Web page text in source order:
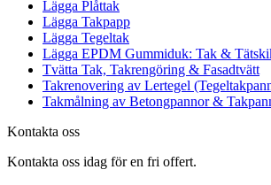
Lägga Plåttak
Lägga Takpapp
Lägga Tegeltak
Lägga EPDM Gummiduk: Tak &
Tvätta Tak, Takrengöring & Fasadtvätt
Takrenovering av Lertegel
Takmålning av Betongpannor &
Kontakta oss
Kontakta oss idag för en fri offert.